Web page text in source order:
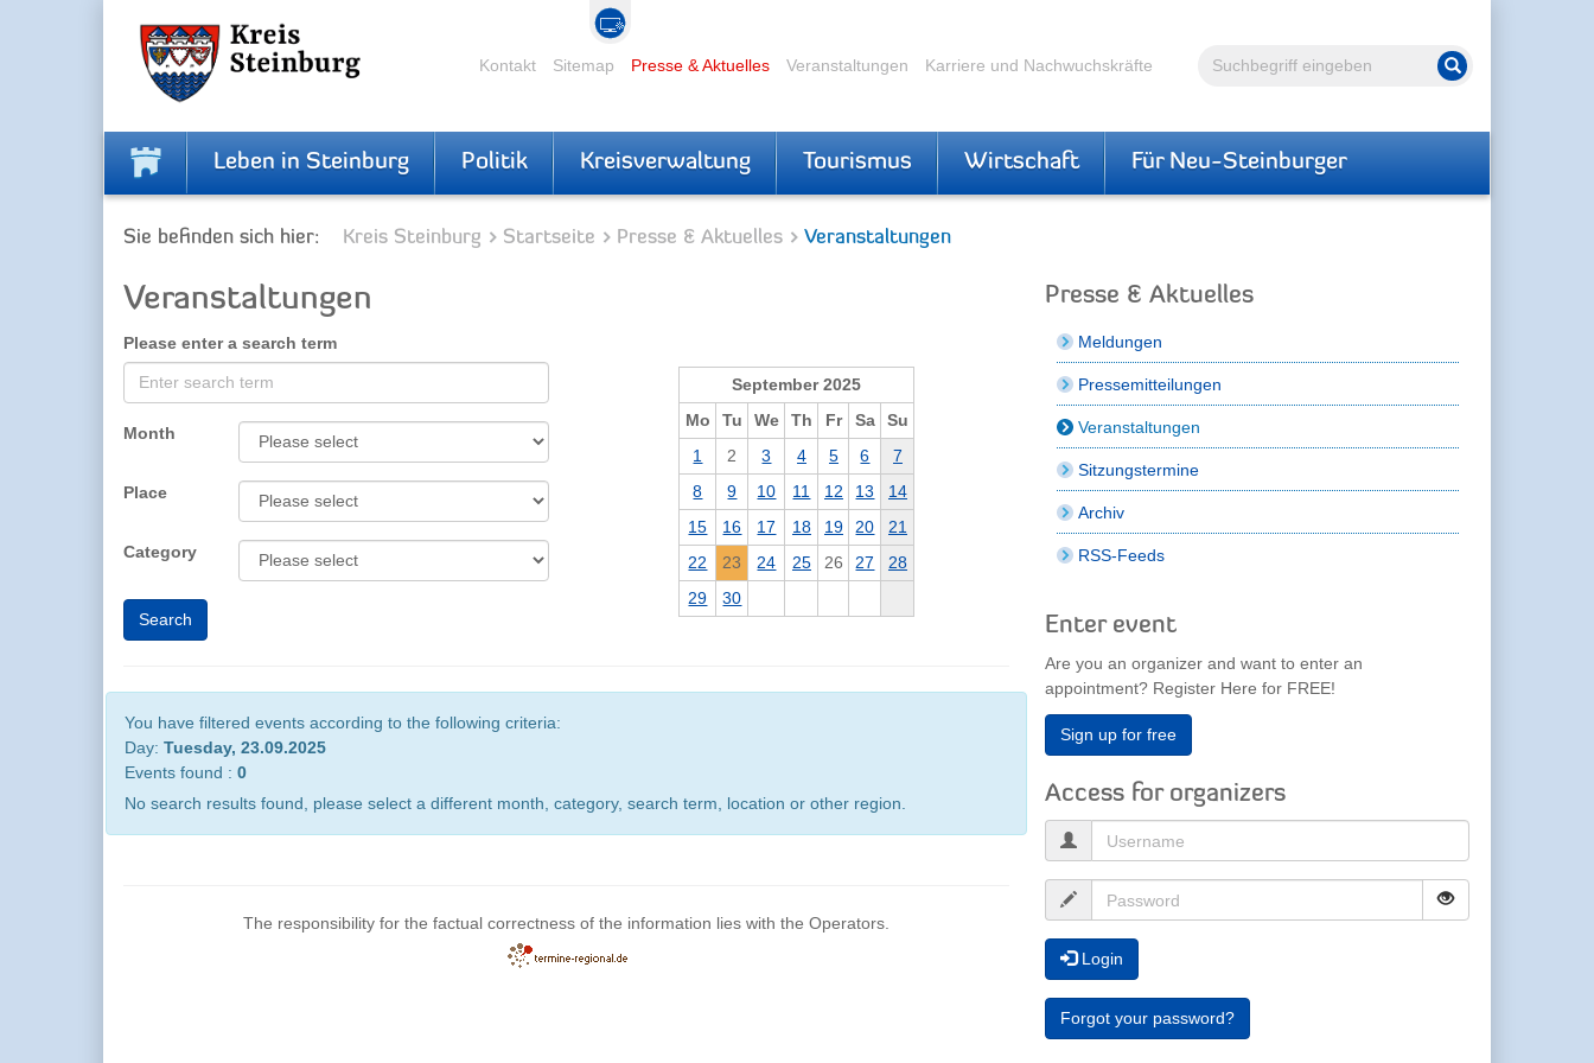
Volltextsuche Suche starten
Kontakt Sitemap Presse & Aktuelles Veranstaltungen Karriere und Nachwuchskräfte
Leben in Steinburg Politik Kreisverwaltung Tourismus Wirtschaft Für Neu-Steinburger
Sie befinden sich hier: Kreis Steinburg Startseite Presse & Aktuelles Veranstaltungen
Veranstaltungen
September 2025
Mo
Tu We Th Fr Sa
Su
1
2 3 4 5 6
7
8
9 10 11 12 13
14
15
16 17 18 19 20
21
22
23 24 25 26 27
28
29
30
Please enter a search term
Month
Place
Category
You have filtered events according to the following criteria:
Day: Tuesday, 23.09.2025
Events found : 0
No search results found, please select a different month, category, search term, location or other region.
The responsibility for the factual correctness of the information lies with the Operators.
Presse & Aktuelles
Meldungen
Pressemitteilungen
Veranstaltungen
Sitzungstermine
Archiv
RSS-Feeds
Enter event
Are you an organizer and want to enter an
appointment? Register Here for FREE!
Sign up for free
Access for organizers
Login
Forgot your password?